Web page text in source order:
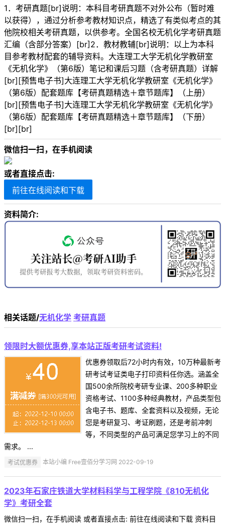
1．考研真题[br]说明：本科目考研真题不对外公布（暂时难
以获得），通过分析参考教材知识点，精选了有类似考点的其
他院校相关考研真题，以供参考。全国名校无机化学考研真题
汇编（含部分答案）[br]2．教材教辅[br]说明：以上为本科
目参考教材配套的辅导资料。大连理工大学无机化学教研室
《无机化学》（第6版）笔记和课后习题（含考研真题）详解
[br][预售电子书]大连理工大学无机化学教研室《无机化学》
（第6版）配套题库【考研真题精选＋章节题库】（上册）
[br][预售电子书]大连理工大学无机化学教研室《无机化学》
（第6版）配套题库【考研真题精选＋章节题库】（下册）
[br][br]
微信扫一扫，在手机阅读
或者直接点击:
前往在线阅读和下载
资料简介:
相关话题/无机化学 考研真题
领限时大额优惠券,享本站正版考研考试资料!
优惠券领取后72小时内有效，10万种最新考
研考试考证类电子打印资料任你选。涵盖全
国500余所院校考研专业课、200多种职业
资格考试、1100多种经典教材，产品类型包
含电子书、题库、全套资料以及视频，无论
您是考研复习、考证刷题，还是考前冲刺
等，不同类型的产品可满足您学习上的不同
需求。 ...
考试优惠券 本站小编 Free壹佰分学习网 2022-09-19
2023年石家庄铁道大学材料科学与工程学院《810无机化
学》考研全套
微信扫一扫，在手机阅读 或者直接点击: 前往在线阅读和下载 资料目